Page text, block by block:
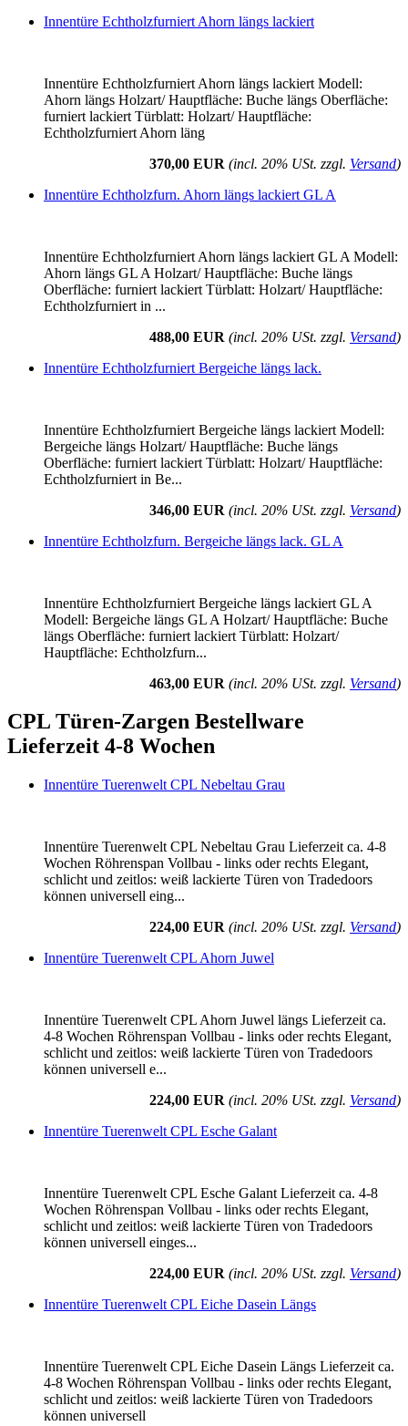
Innentüre Echtholzfurniert Ahorn längs lackiert
Innentüre Echtholzfurniert Ahorn längs lackiert Modell:
Ahorn längs Holzart/ Hauptfläche: Buche längs Oberfläche:
furniert lackiert Türblatt: Holzart/ Hauptfläche:
Echtholzfurniert Ahorn läng
370,00 EUR (incl. 20% USt. zzgl. Versand)
Innentüre Echtholzfurn. Ahorn längs lackiert GL A
Innentüre Echtholzfurniert Ahorn längs lackiert GL A Modell:
Ahorn längs GL A Holzart/ Hauptfläche: Buche längs
Oberfläche: furniert lackiert Türblatt: Holzart/ Hauptfläche:
Echtholzfurniert in ...
488,00 EUR (incl. 20% USt. zzgl. Versand)
Innentüre Echtholzfurniert Bergeiche längs lack.
Innentüre Echtholzfurniert Bergeiche längs lackiert Modell:
Bergeiche längs Holzart/ Hauptfläche: Buche längs
Oberfläche: furniert lackiert Türblatt: Holzart/ Hauptfläche:
Echtholzfurniert in Be...
346,00 EUR (incl. 20% USt. zzgl. Versand)
Innentüre Echtholzfurn. Bergeiche längs lack. GL A
Innentüre Echtholzfurniert Bergeiche längs lackiert GL A
Modell: Bergeiche längs GL A Holzart/ Hauptfläche: Buche
längs Oberfläche: furniert lackiert Türblatt: Holzart/
Hauptfläche: Echtholzfurn...
463,00 EUR (incl. 20% USt. zzgl. Versand)
CPL Türen-Zargen Bestellware
Lieferzeit 4-8 Wochen
Innentüre Tuerenwelt CPL Nebeltau Grau
Innentüre Tuerenwelt CPL Nebeltau Grau Lieferzeit ca. 4-8
Wochen Röhrenspan Vollbau - links oder rechts Elegant,
schlicht und zeitlos: weiß lackierte Türen von Tradedoors
können universell eing...
224,00 EUR (incl. 20% USt. zzgl. Versand)
Innentüre Tuerenwelt CPL Ahorn Juwel
Innentüre Tuerenwelt CPL Ahorn Juwel längs Lieferzeit ca.
4-8 Wochen Röhrenspan Vollbau - links oder rechts Elegant,
schlicht und zeitlos: weiß lackierte Türen von Tradedoors
können universell e...
224,00 EUR (incl. 20% USt. zzgl. Versand)
Innentüre Tuerenwelt CPL Esche Galant
Innentüre Tuerenwelt CPL Esche Galant Lieferzeit ca. 4-8
Wochen Röhrenspan Vollbau - links oder rechts Elegant,
schlicht und zeitlos: weiß lackierte Türen von Tradedoors
können universell einges...
224,00 EUR (incl. 20% USt. zzgl. Versand)
Innentüre Tuerenwelt CPL Eiche Dasein Längs
Innentüre Tuerenwelt CPL Eiche Dasein Längs Lieferzeit ca.
4-8 Wochen Röhrenspan Vollbau - links oder rechts Elegant,
schlicht und zeitlos: weiß lackierte Türen von Tradedoors
können universell